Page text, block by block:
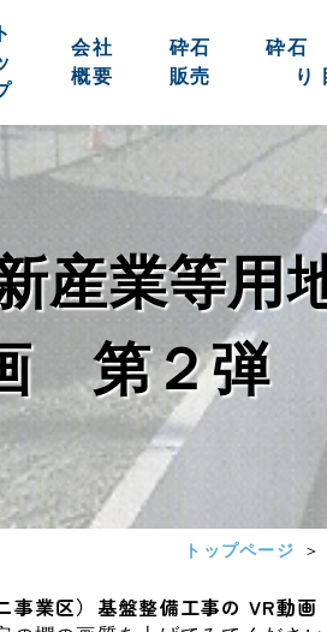
ト
会社
概要
砕石
販売
砕石
り
産業等用
第２弾
トップページ
事業区）基盤整備工事の VR動画